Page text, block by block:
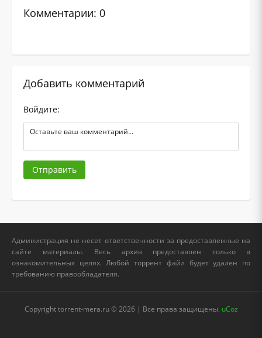
Комментарии: 0
Добавить комментарий
Войдите:
Отправить
Администрация не несет ответственности за предоставленные на
сайте материалы. Весь архив предоставлен только в
ознакомительных целях. Любой торрент файл будет удален по
требованию правообладателя.
Copyright torrent-mera.ru © 2026 | Все права защищены. uCoz